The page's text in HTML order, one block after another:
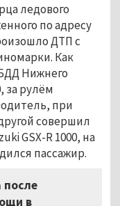
ледового
по адресу
ДТП с
Как
Нижнего
за рулём
при
совершил
GSX-R 1000, на
пассажир.
в